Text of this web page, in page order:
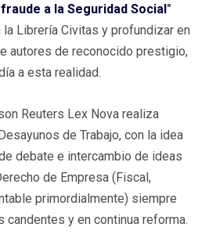
a la Seguridad Social"
la Librería Civitas y profundizar en
autores de reconocido prestigio,
a esta realidad.
Reuters Lex Nova realiza
de Trabajo, con la idea
debate e intercambio de ideas
de Empresa (Fiscal,
primordialmente) siempre
candentes y en continua reforma.